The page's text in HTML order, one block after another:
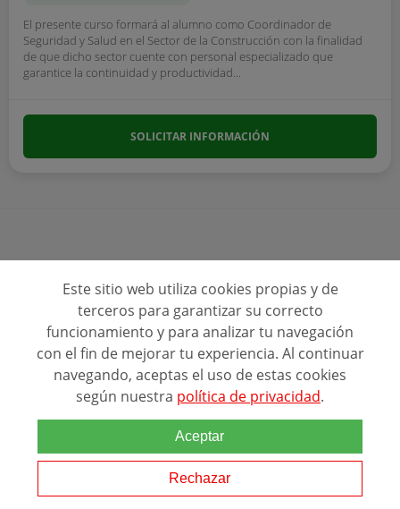
El presente curso formará al alumno como Coordinador de
Seguridad y Salud en el Sector de la Construcción con la finalidad
de que dicho sector cuente con personal especializado que
garantice la continuidad y productividad...
SOLICITAR INFORMACIÓN
Ver más programas
Ranking Relacionado
Este sitio web utiliza cookies propias y de
terceros para garantizar su correcto
funcionamiento y para analizar tu navegación
con el fin de mejorar tu experiencia. Al continuar
navegando, aceptas el uso de estas cookies
según nuestra política de privacidad.
Aceptar
Rechazar